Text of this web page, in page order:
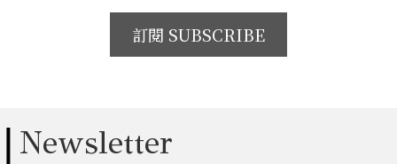
訂閱 SUBSCRIBE
Newsletter